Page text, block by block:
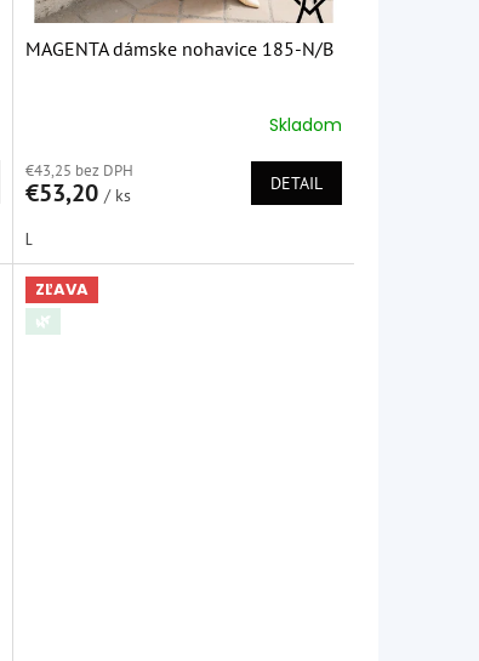
MAGENTA dámske nohavice 185-N/B
produktu
je
z
5
hviezdičiek.
Skladom
€43,25 bez DPH
€53,20 / ks
DETAIL
L
ZĽAVA
🌿